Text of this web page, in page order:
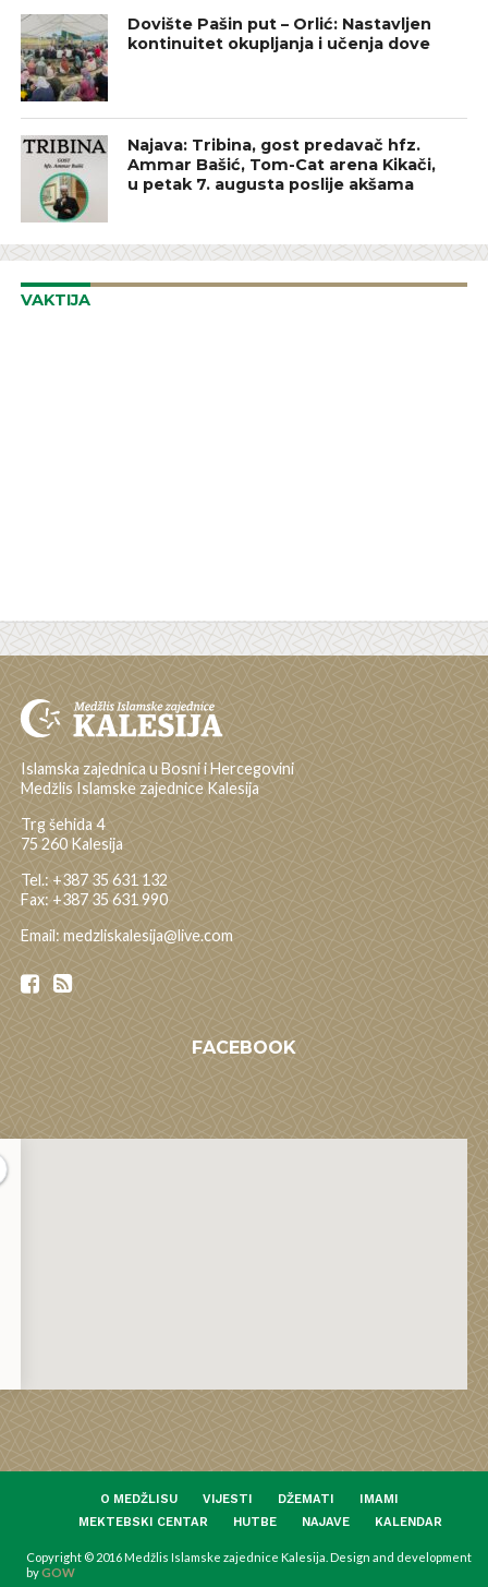
Dovište Pašin put – Orlić: Nastavljen
kontinuitet okupljanja i učenja dove
Najava: Tribina, gost predavač hfz.
Ammar Bašić, Tom-Cat arena Kikači,
u petak 7. augusta poslije akšama
VAKTIJA
Islamska zajednica u Bosni i Hercegovini
Medžlis Islamske zajednice Kalesija
Trg šehida 4
75 260 Kalesija
Tel.: +387 35 631 132
Fax: +387 35 631 990
Email: medzliskalesija@live.com
FACEBOOK
O MEDŽLISU VIJESTI DŽEMATI
IMAMI
MEKTEBSKI CENTAR
HUTBE NAJAVE KALENDAR
Copyright © 2016 Medžlis Islamske zajednice Kalesija. Design and development
byGOW